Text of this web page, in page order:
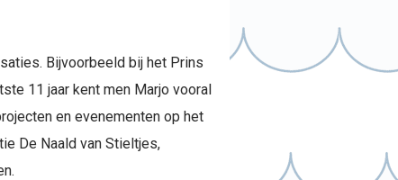
Bijvoorbeeld bij het Prins
11 jaar kent men Marjo vooral
en evenementen op het
De Naald van Stieltjes,